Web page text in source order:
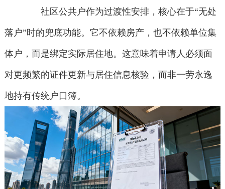
社区公共户作为过渡性安排，核心在于“无处
落户”时的兜底功能。它不依赖房产，也不依赖单位集
体户，而是绑定实际居住地。这意味着申请人必须面
对更频繁的证件更新与居住信息核验，而非一劳永逸
地持有传统户口簿。